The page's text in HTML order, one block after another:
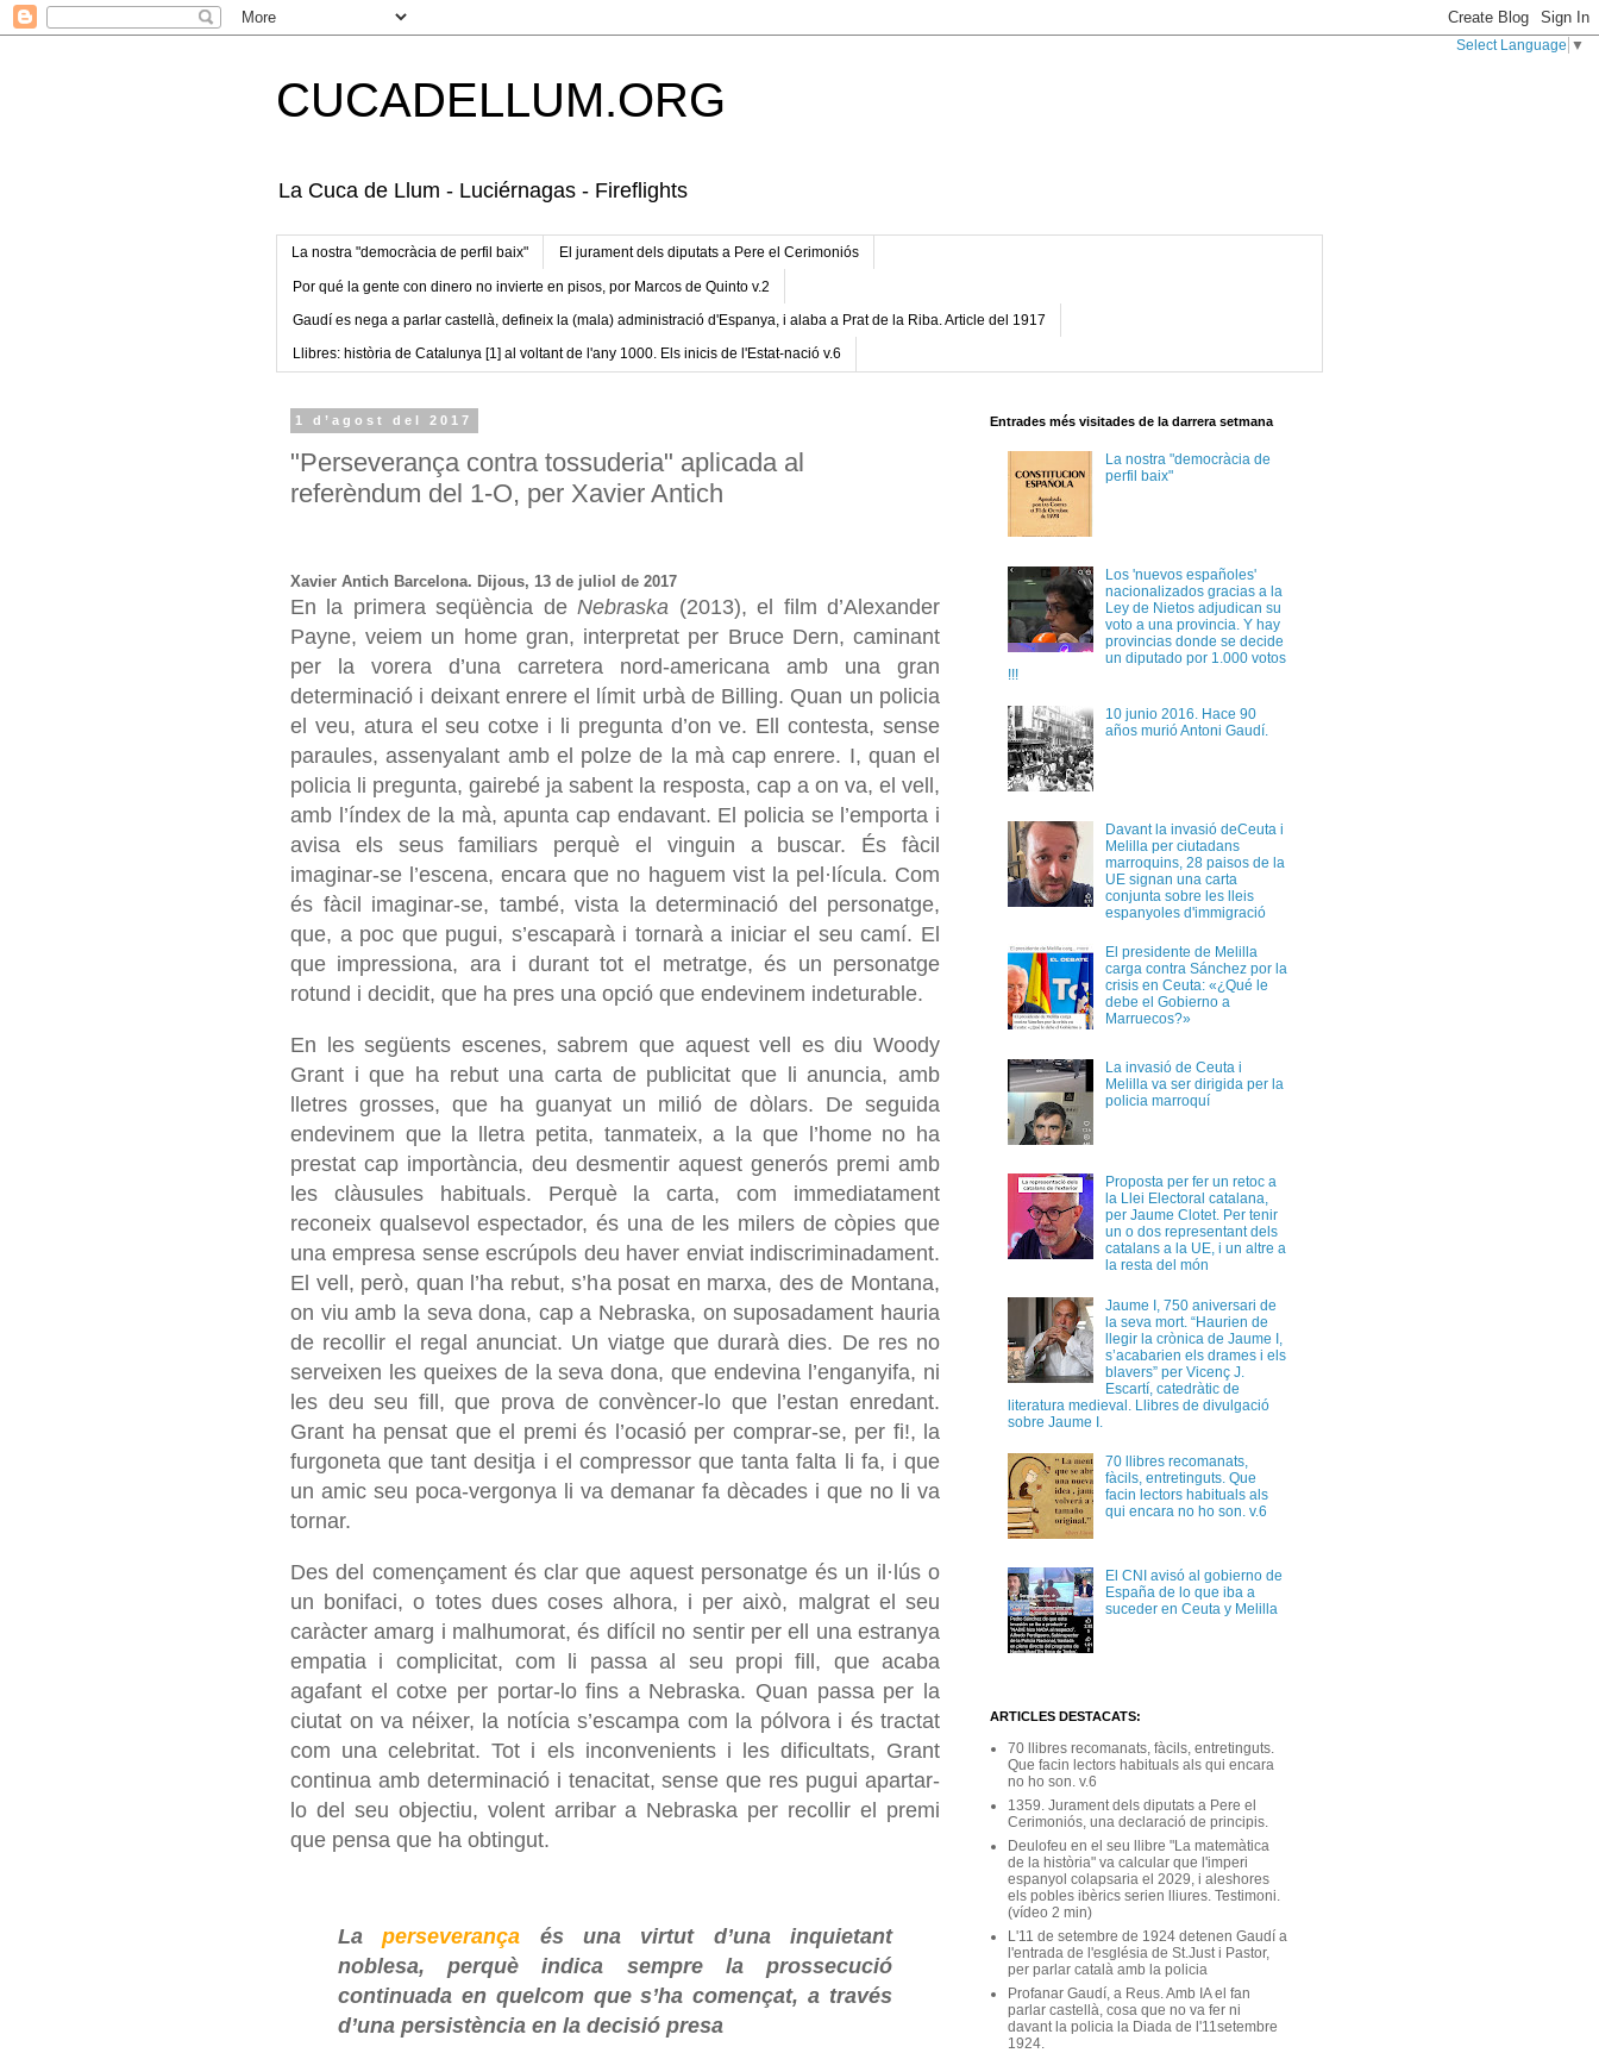
Select Language ▼
CUCADELLUM.ORG
La Cuca de Llum - Luciérnagas - Fireflights
La nostra "democràcia de perfil baix" El jurament dels diputats a Pere el Cerimoniós
Por qué la gente con dinero no invierte en pisos, por Marcos de Quinto v.2
Gaudí es nega a parlar castellà, defineix la (mala) administració d'Espanya, i alaba a Prat de la Riba. Article del 1917
Llibres: història de Catalunya [1] al voltant de l'any 1000. Els inicis de l'Estat-nació v.6
1 d’agost del 2017
"Perseverança contra tossuderia" aplicada al
referèndum del 1-O, per Xavier Antich
Xavier Antich Barcelona. Dijous, 13 de juliol de 2017
En la primera seqüència deNebraska (2013), el film d’Alexander
Payne, veiem un home gran, interpretat per Bruce Dern, caminant
per la vorera d’una carretera nord-americana amb una gran
determinació i deixant enrere el límit urbà de Billing. Quan un policia
el veu, atura el seu cotxe i li pregunta d’on ve. Ell contesta, sense
paraules, assenyalant amb el polze de la mà cap enrere. I, quan el
policia li pregunta, gairebé ja sabent la resposta, cap a on va, el vell,
amb l’índex de la mà, apunta cap endavant. El policia se l’emporta i
avisa els seus familiars perquè el vinguin a buscar. És fàcil
imaginar-se l’escena, encara que no haguem vist la pel·lícula. Com
és fàcil imaginar-se, també, vista la determinació del personatge,
que, a poc que pugui, s’escaparà i tornarà a iniciar el seu camí. El
que impressiona, ara i durant tot el metratge, és un personatge
rotund i decidit, que ha pres una opció que endevinem indeturable.
En les següents escenes, sabrem que aquest vell es diu Woody
Grant i que ha rebut una carta de publicitat que li anuncia, amb
lletres grosses, que ha guanyat un milió de dòlars. De seguida
endevinem que la lletra petita, tanmateix, a la que l’home no ha
prestat cap importància, deu desmentir aquest generós premi amb
les clàusules habituals. Perquè la carta, com immediatament
reconeix qualsevol espectador, és una de les milers de còpies que
una empresa sense escrúpols deu haver enviat indiscriminadament.
El vell, però, quan l’ha rebut, s’ha posat en marxa, des de Montana,
on viu amb la seva dona, cap a Nebraska, on suposadament hauria
de recollir el regal anunciat. Un viatge que durarà dies. De res no
serveixen les queixes de la seva dona, que endevina l’enganyifa, ni
les deu seu fill, que prova de convèncer-lo que l’estan enredant.
Grant ha pensat que el premi és l’ocasió per comprar-se, per fi!, la
furgoneta que tant desitja i el compressor que tanta falta li fa, i que
un amic seu poca-vergonya li va demanar fa dècades i que no li va
tornar.
Des del començament és clar que aquest personatge és un il·lús o
un bonifaci, o totes dues coses alhora, i per això, malgrat el seu
caràcter amarg i malhumorat, és difícil no sentir per ell una estranya
empatia i complicitat, com li passa al seu propi fill, que acaba
agafant el cotxe per portar-lo fins a Nebraska. Quan passa per la
ciutat on va néixer, la notícia s’escampa com la pólvora i és tractat
com una celebritat. Tot i els inconvenients i les dificultats, Grant
continua amb determinació i tenacitat, sense que res pugui apartar-
lo del seu objectiu, volent arribar a Nebraska per recollir el premi
que pensa que ha obtingut.
Laperseverança
és una virtut d’una inquietant
noblesa, perquè indica sempre la prossecució
continuada en quelcom que s’ha començat, a través
d’una persistència en la decisió presa
Entrades més visitades de la darrera setmana
La nostra "democràcia de
perfil baix"
Los 'nuevos españoles'
nacionalizados gracias a la
Ley de Nietos adjudican su
voto a una provincia. Y hay
provincias donde se decide
un diputado por 1.000 votos
!!!
10 junio 2016. Hace 90
años murió Antoni Gaudí.
Davant la invasió deCeuta i
Melilla per ciutadans
marroquins, 28 paisos de la
UE signan una carta
conjunta sobre les lleis
espanyoles d'immigració
El presidente de Melilla
carga contra Sánchez por la
crisis en Ceuta: «¿Qué le
debe el Gobierno a
Marruecos?»
La invasió de Ceuta i
Melilla va ser dirigida per la
policia marroquí
Proposta per fer un retoc a
la Llei Electoral catalana,
per Jaume Clotet. Per tenir
un o dos representant dels
catalans a la UE, i un altre a
la resta del món
Jaume I, 750 aniversari de
la seva mort. “Haurien de
llegir la crònica de Jaume I,
s’acabarien els drames i els
blavers” per Vicenç J.
Escartí, catedràtic de
literatura medieval. Llibres de divulgació
sobre Jaume I.
70 llibres recomanats,
fàcils, entretinguts. Que
facin lectors habituals als
qui encara no ho son. v.6
El CNI avisó al gobierno de
España de lo que iba a
suceder en Ceuta y Melilla
ARTICLES DESTACATS:
70 llibres recomanats, fàcils, entretinguts.
Que facin lectors habituals als qui encara
no ho son. v.6
1359. Jurament dels diputats a Pere el
Cerimoniós, una declaració de principis.
Deulofeu en el seu llibre "La matemàtica
de la història" va calcular que l'imperi
espanyol colapsaria el 2029, i aleshores
els pobles ibèrics serien lliures. Testimoni.
(vídeo 2 min)
L'11 de setembre de 1924 detenen Gaudí a
l'entrada de l'església de St.Just i Pastor,
per parlar català amb la policia
Profanar Gaudí, a Reus. Amb IA el fan
parlar castellà, cosa que no va fer ni
davant la policia la Diada de l'11setembre
1924.